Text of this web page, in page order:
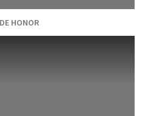
HONOR